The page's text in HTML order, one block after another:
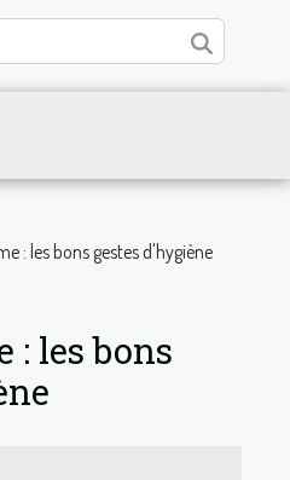
: les bons gestes d'hygiène
: les bons